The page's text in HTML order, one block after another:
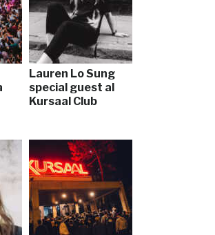
Lauren Lo Sung
special guest al
Kursaal Club